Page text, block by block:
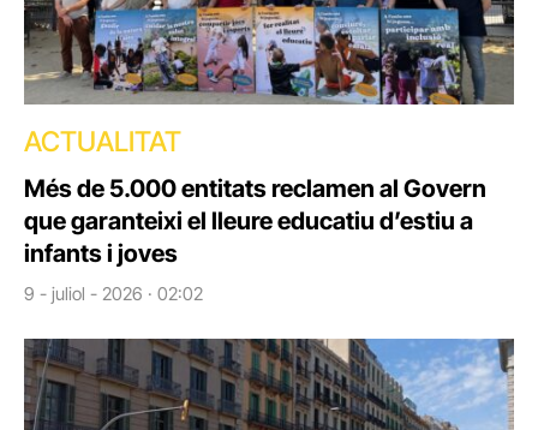
ACTUALITAT
Més de 5.000 entitats reclamen al Govern
que garanteixi el lleure educatiu d’estiu a
infants i joves
9 - juliol - 2026 · 02:02